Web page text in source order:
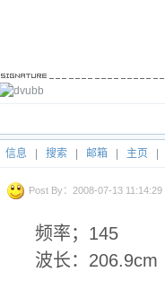
信息 搜索 邮箱 主页
Post By：2008-07-13 11:14:29
频率；145
波长：206.9cm